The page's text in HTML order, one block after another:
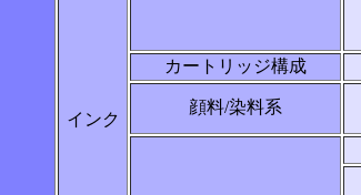
インク
カートリッジ構成
顔料/染料系